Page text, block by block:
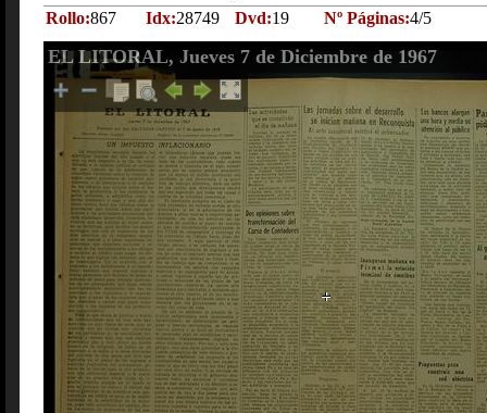
Rollo:867 Idx:28749 Dvd:19 Nº Páginas:4/5
EL LITORAL, Jueves 7 de Diciembre de 1967